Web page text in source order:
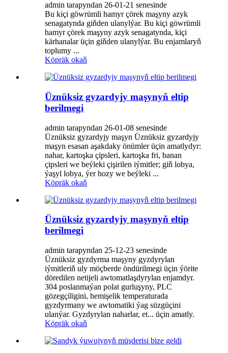
admin tarapyndan 26-01-21 senesinde
Bu kiçi göwrümli hamyr çörek maşyny azyk
senagatynda giňden ulanylýar. Bu kiçi göwrümli
hamyr çörek maşyny azyk senagatynda, kiçi
kärhanalar üçin giňden ulanylýar. Bu enjamlaryň
toplumy ...
Köpräk okaň
Üznüksiz gyzardyjy maşynyň eltip
berilmegi
admin tarapyndan 26-01-08 senesinde
Üznüksiz gyzardyjy maşyn Üznüksiz gyzardyjy
maşyn esasan aşakdaky önümler üçin amatlydyr:
nahar, kartoşka çipsleri, kartoşka fri, banan
çipsleri we beýleki çişirilen iýmitler; giň lobya,
ýaşyl lobya, ýer hozy we beýleki ...
Köpräk okaň
Üznüksiz gyzardyjy maşynyň eltip
berilmegi
admin tarapyndan 25-12-23 senesinde
Üznüksiz gyzdyrma maşyny gyzdyrylan
iýmitleriň uly möçberde öndürilmegi üçin ýörite
döredilen netijeli awtomatlaşdyrylan enjamdyr.
304 poslanmaýan polat gurluşyny, PLC
gözegçiligini, hemişelik temperaturada
gyzdyrmany we awtomatiki ýag süzgüçini
ulanýar. Gyzdyrylan naharlar, et... üçin amatly.
Köpräk okaň